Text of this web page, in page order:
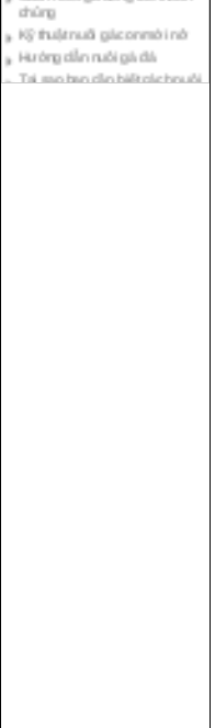
Kỹ thuật nuôi gà con mới nở
Hướng dẫn nuôi gà đá
Tại sao bạn cần biết cách nuôi
gà chọi ?